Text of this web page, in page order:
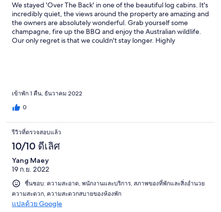
We stayed 'Over The Back' in one of the beautiful log cabins. It's
incredibly quiet, the views around the property are amazing and
the owners are absolutely wonderful. Grab yourself some
champagne, fire up the BBQ and enjoy the Australian wildlife.
Our only regret is that we couldn't stay longer. Highly
เข้าพัก 1 คืน, ธันวาคม 2022
0
รีวิวที่ตรวจสอบแล้ว
10/10 ดีเลิศ
Yang Maey
19 ก.ย. 2022
ชื่นชอบ: ความสะอาด, พนักงานและบริการ, สภาพของที่พักและสิ่งอำนวย
ความสะดวก, ความสะดวกสบายของห้องพัก
แปลด้วย Google